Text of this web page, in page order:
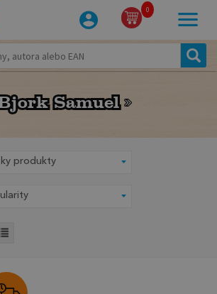
0
Samuel
Samuel